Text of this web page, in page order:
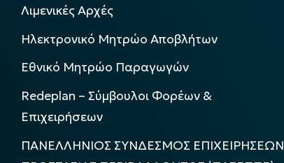
Λιμενικές Αρχές
Ηλεκτρονικό Μητρώο Αποβλήτων
Εθνικό Μητρώο Παραγωγών
Redeplan – Σύμβουλοι Φορέων &
Επιχειρήσεων
ΠΑΝΕΛΛΗΝΙΟΣ ΣΥΝΔΕΣΜΟΣ ΕΠΙΧΕΙΡΗΣΕΩΝ